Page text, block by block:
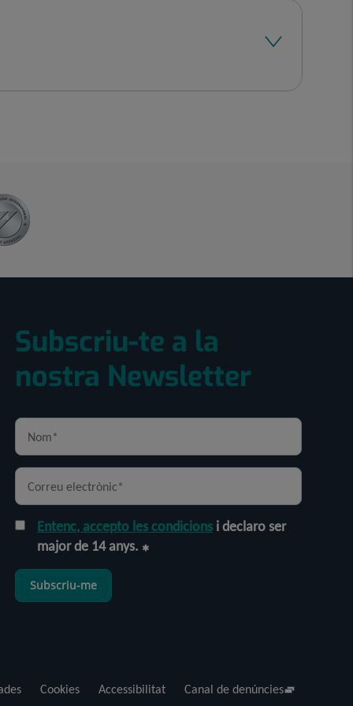
Subscriu-te a la
nostra Newsletter
Entenc, accepto les condicions i declaro ser
major de 14 anys.
Subscriu-me
Cookies Accessibilitat Canal de denúncies